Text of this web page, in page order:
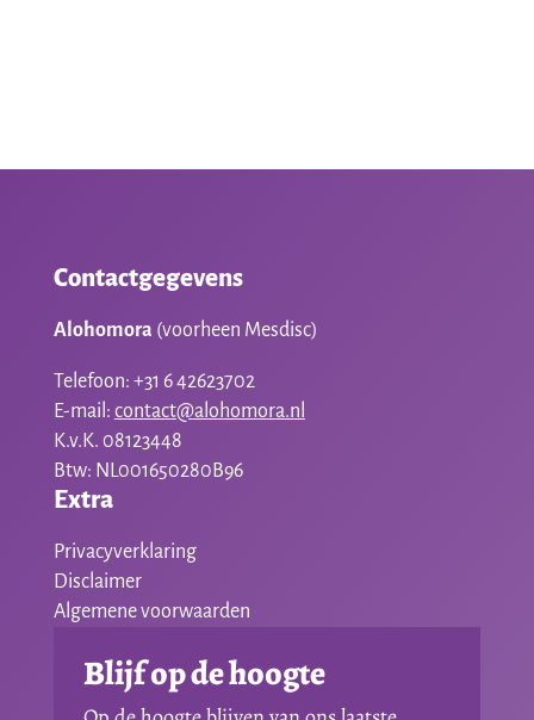
Contactgegevens
Alohomora (voorheen Mesdisc)
Telefoon: +31 6 42623702
E-mail: contact@alohomora.nl
K.v.K. 08123448
Btw: NL001650280B96
Extra
Privacyverklaring
Disclaimer
Algemene voorwaarden
Blijf op de hoogte